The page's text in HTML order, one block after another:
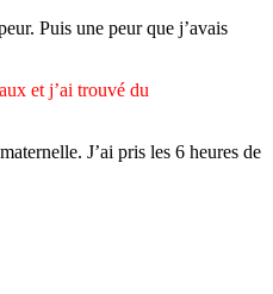
Puis une peur que j’avais
et j’ai trouvé du
J’ai pris les 6 heures de